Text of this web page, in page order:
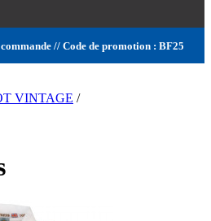
// Code de promotion : BF25
VINTAGE /